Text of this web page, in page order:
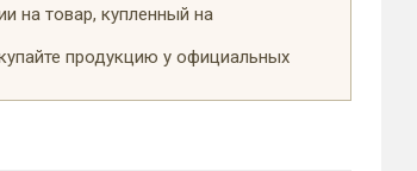
на товар, купленный на
продукцию у официальных